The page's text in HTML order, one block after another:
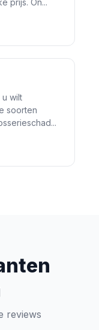
prijs. On...
wilt
soorten
reviews